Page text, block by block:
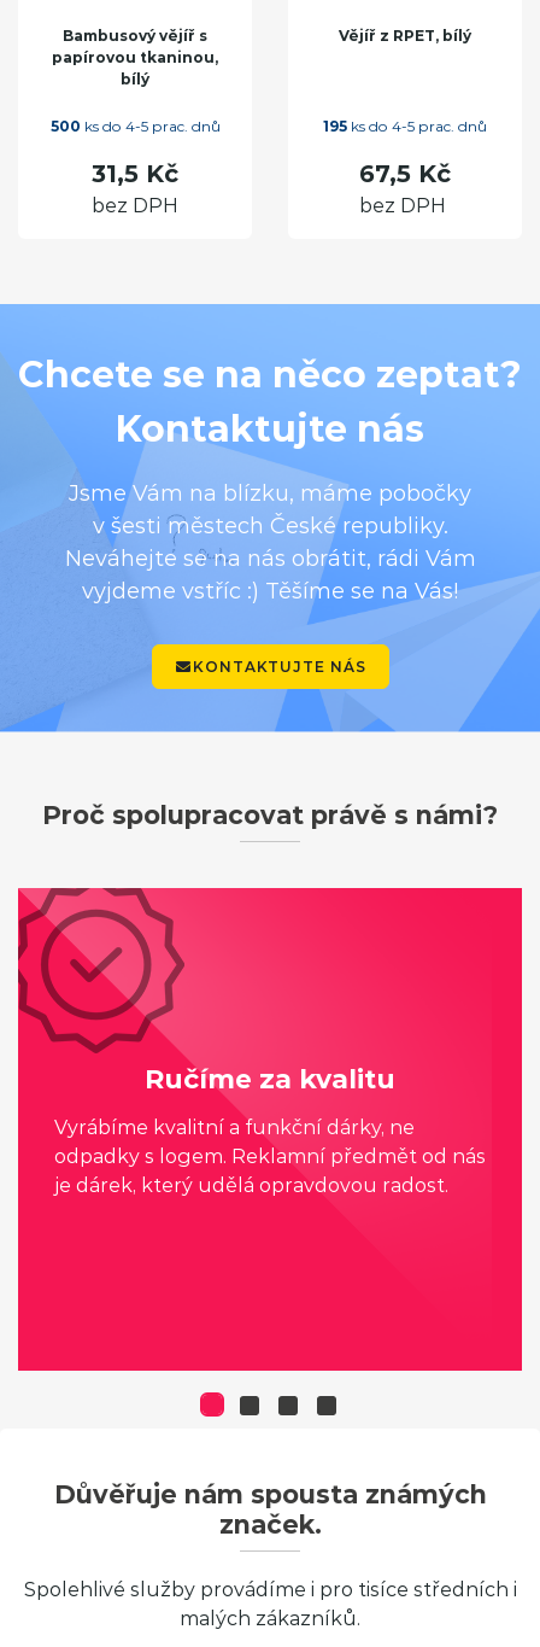
Bambusový vějíř s
papírovou tkaninou,
bílý
500 ks do 4-5 prac. dnů
31,5 Kč
bez DPH
Vějíř z RPET, bílý
195 ks do 4-5 prac. dnů
67,5 Kč
bez DPH
Chcete se na něco zeptat?
Kontaktujte nás
Jsme Vám na blízku, máme pobočky
v šesti městech České republiky.
Neváhejte se na nás obrátit, rádi Vám
vyjdeme vstříc :) Těšíme se na Vás!
KONTAKTUJTE NÁS
Proč spolupracovat právě s námi?
Ručíme za kvalitu
Vyrábíme kvalitní a funkční dárky, ne
odpadky s logem. Reklamní předmět od nás
je dárek, který udělá opravdovou radost.
Důvěřuje nám spousta známých
značek.
Spolehlivé služby provádíme i pro tisíce středních i
malých zákazníků.